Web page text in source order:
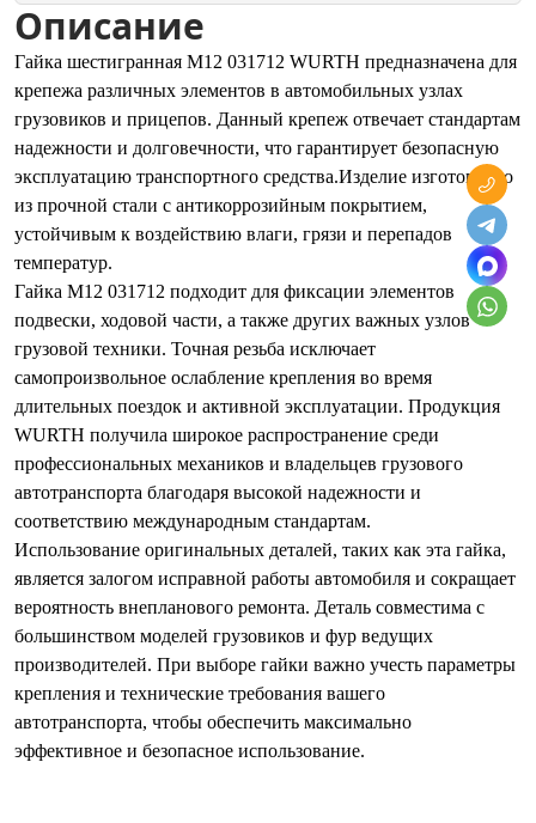
Описание
Гайка шестигранная М12 031712 WURTH предназначена для
крепежа различных элементов в автомобильных узлах
грузовиков и прицепов. Данный крепеж отвечает стандартам
надежности и долговечности, что гарантирует безопасную
эксплуатацию транспортного средства.Изделие изготовлено
из прочной стали с антикоррозийным покрытием,
устойчивым к воздействию влаги, грязи и перепадов
температур.
Гайка М12 031712 подходит для фиксации элементов
подвески, ходовой части, а также других важных узлов
грузовой техники. Точная резьба исключает
самопроизвольное ослабление крепления во время
длительных поездок и активной эксплуатации. Продукция
WURTH получила широкое распространение среди
профессиональных механиков и владельцев грузового
автотранспорта благодаря высокой надежности и
соответствию международным стандартам.
Использование оригинальных деталей, таких как эта гайка,
является залогом исправной работы автомобиля и сокращает
вероятность внепланового ремонта. Деталь совместима с
большинством моделей грузовиков и фур ведущих
производителей. При выборе гайки важно учесть параметры
крепления и технические требования вашего
автотранспорта, чтобы обеспечить максимально
эффективное и безопасное использование.